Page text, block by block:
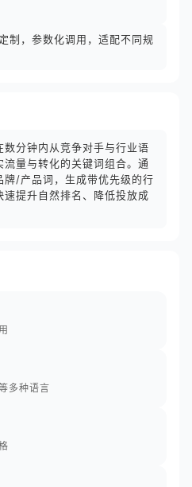
制，参数化调用，适配不同规
分钟内从竞争对手与行业语
量与转化的关键词组合。通
牌/产品词，生成带优先级的行
提升自然排名、降低投放成
多种语言